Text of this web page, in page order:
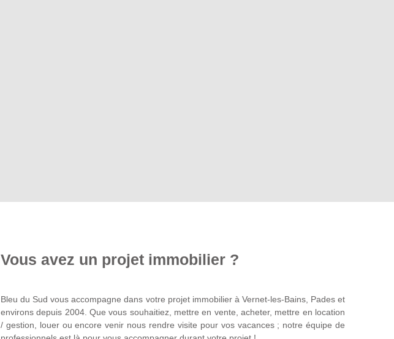
Vous avez un projet immobilier ?
Bleu du Sud vous accompagne dans votre projet immobilier à Vernet-les-Bains, Pades et
environs depuis 2004. Que vous souhaitiez, mettre en vente, acheter, mettre en location
/ gestion, louer ou encore venir nous rendre visite pour vos vacances ; notre équipe de